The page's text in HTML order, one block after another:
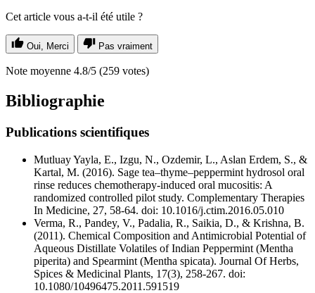
Cet article vous a-t-il été utile ?
Oui, Merci Pas vraiment
Note moyenne 4.8/5 (259 votes)
Bibliographie
Publications scientifiques
Mutluay Yayla, E., Izgu, N., Ozdemir, L., Aslan Erdem, S., &
Kartal, M. (2016). Sage tea–thyme–peppermint hydrosol oral
rinse reduces chemotherapy-induced oral mucositis: A
randomized controlled pilot study. Complementary Therapies
In Medicine, 27, 58-64. doi: 10.1016/j.ctim.2016.05.010
Verma, R., Pandey, V., Padalia, R., Saikia, D., & Krishna, B.
(2011). Chemical Composition and Antimicrobial Potential of
Aqueous Distillate Volatiles of Indian Peppermint (Mentha
piperita) and Spearmint (Mentha spicata). Journal Of Herbs,
Spices & Medicinal Plants, 17(3), 258-267. doi:
10.1080/10496475.2011.591519